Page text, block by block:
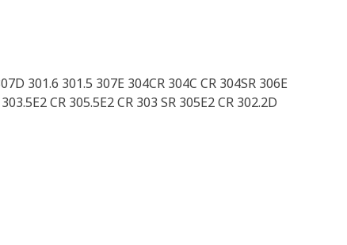
301.6 301.5 307E 304CR 304C CR 304SR 306E
CR 305.5E2 CR 303 SR 305E2 CR 302.2D